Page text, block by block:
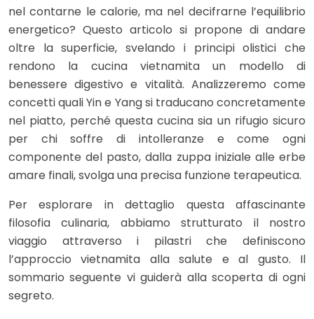
nel contarne le calorie, ma nel decifrarne l’equilibrio
energetico? Questo articolo si propone di andare
oltre la superficie, svelando i principi olistici che
rendono la cucina vietnamita un modello di
benessere digestivo e vitalità. Analizzeremo come
concetti quali Yin e Yang si traducano concretamente
nel piatto, perché questa cucina sia un rifugio sicuro
per chi soffre di intolleranze e come ogni
componente del pasto, dalla zuppa iniziale alle erbe
amare finali, svolga una precisa funzione terapeutica.
Per esplorare in dettaglio questa affascinante
filosofia culinaria, abbiamo strutturato il nostro
viaggio attraverso i pilastri che definiscono
l’approccio vietnamita alla salute e al gusto. Il
sommario seguente vi guiderà alla scoperta di ogni
segreto.